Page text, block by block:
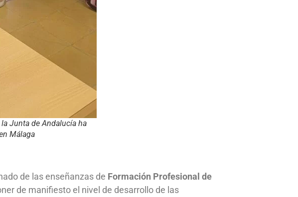
Junta de Andalucía ha
Málaga
de las enseñanzas de Formación Profesional de
de manifiesto el nivel de desarrollo de las